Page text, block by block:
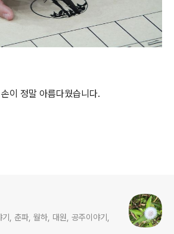
이 정말 아름다웠습니다.
, 월하, 대원, 공주이야기,